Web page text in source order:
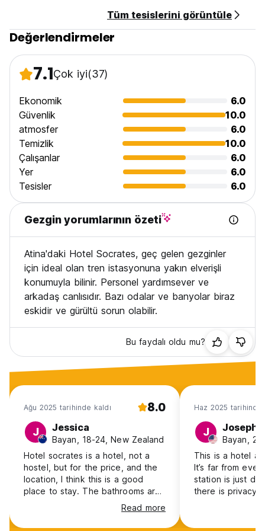
Genel:
24 saat resepsiyon.
Çocuk Dostu. (Auto-translated from original language)
Tüm tesislerini görüntüle
Değerlendirmeler
7.1Çok iyi(37)
Ekonomik
6.0
Güvenlik
10.0
atmosfer
6.0
Temizlik
10.0
Çalışanlar
6.0
Yer
6.0
Tesisler
6.0
Gezgin yorumlarının özeti
Atina'daki Hotel Socrates, geç gelen gezginler
için ideal olan tren istasyonuna yakın elverişli
konumuyla bilinir. Personel yardımsever ve
arkadaş canlısıdır. Bazı odalar ve banyolar biraz
eskidir ve gürültü sorun olabilir.
Bu faydalı oldu mu?
Ağu 2025 tarihinde kaldı 8.0
J Jessica
Bayan, 18-24, New Zealand
Hotel socrates is a hotel, not a
hostel, but for the price, and the
location, I think this is a good
place to stay. The bathrooms are
older and a bit rundown, as are
the rooms, we did have some
ants, but it did the job, we even
Read more
Haz 2025 tarihinde
J
Bayan,
This is a hotel
It’s far from
station is just
there is privacy,
neighborhood